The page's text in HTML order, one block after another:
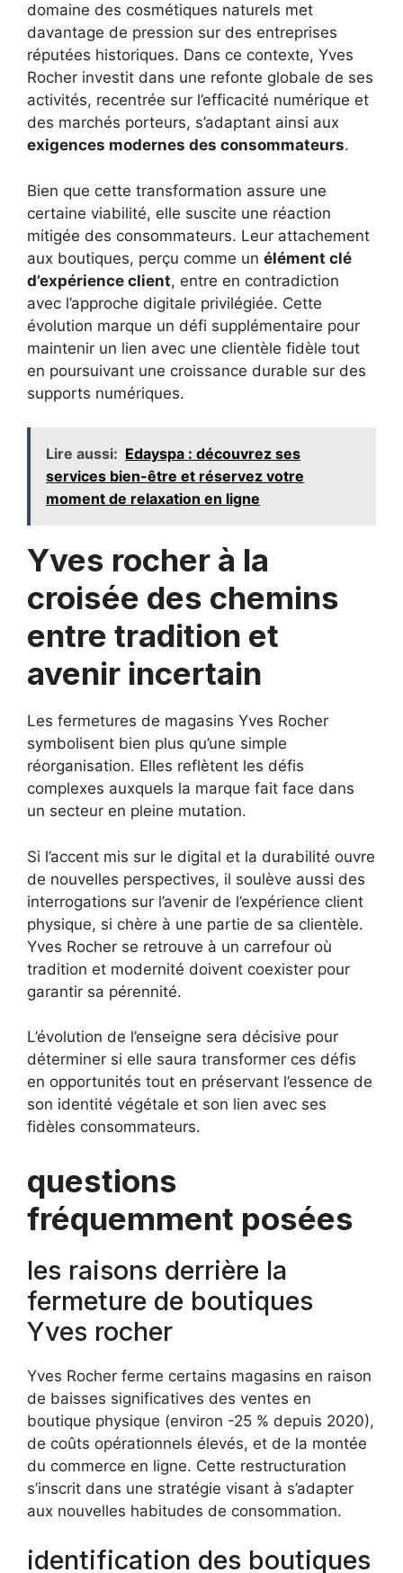
domaine des cosmétiques naturels met
davantage de pression sur des entreprises
réputées historiques. Dans ce contexte, Yves
Rocher investit dans une refonte globale de ses
activités, recentrée sur l’efficacité numérique et
des marchés porteurs, s’adaptant ainsi aux
exigences modernes des consommateurs.
Bien que cette transformation assure une
certaine viabilité, elle suscite une réaction
mitigée des consommateurs. Leur attachement
aux boutiques, perçu comme un élément clé
d’expérience client, entre en contradiction
avec l’approche digitale privilégiée. Cette
évolution marque un défi supplémentaire pour
maintenir un lien avec une clientèle fidèle tout
en poursuivant une croissance durable sur des
supports numériques.
Lire aussi: Edayspa : découvrez ses
services bien-être et réservez votre
moment de relaxation en ligne
Yves rocher à la
croisée des chemins
entre tradition et
avenir incertain
Les fermetures de magasins Yves Rocher
symbolisent bien plus qu’une simple
réorganisation. Elles reflètent les défis
complexes auxquels la marque fait face dans
un secteur en pleine mutation.
Si l’accent mis sur le digital et la durabilité ouvre
de nouvelles perspectives, il soulève aussi des
interrogations sur l’avenir de l’expérience client
physique, si chère à une partie de sa clientèle.
Yves Rocher se retrouve à un carrefour où
tradition et modernité doivent coexister pour
garantir sa pérennité.
L’évolution de l’enseigne sera décisive pour
déterminer si elle saura transformer ces défis
en opportunités tout en préservant l’essence de
son identité végétale et son lien avec ses
fidèles consommateurs.
questions
fréquemment posées
les raisons derrière la
fermeture de boutiques
Yves rocher
Yves Rocher ferme certains magasins en raison
de baisses significatives des ventes en
boutique physique (environ -25 % depuis 2020),
de coûts opérationnels élevés, et de la montée
du commerce en ligne. Cette restructuration
s’inscrit dans une stratégie visant à s’adapter
aux nouvelles habitudes de consommation.
identification des boutiques